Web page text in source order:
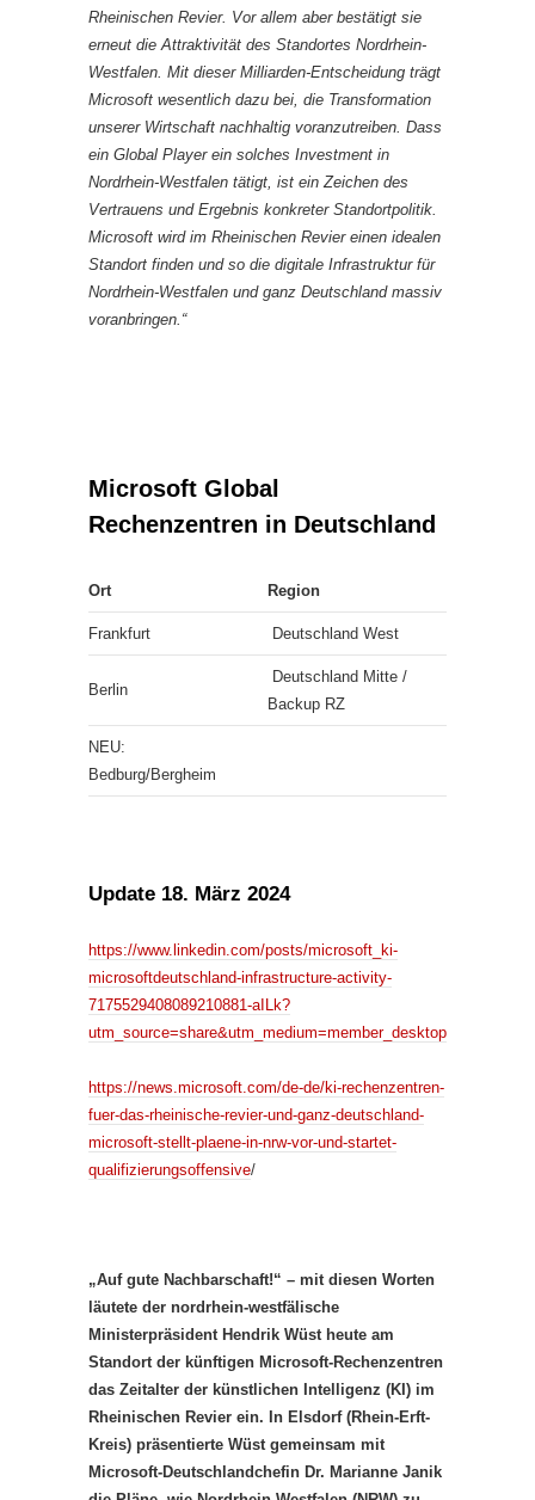
Rheinischen Revier. Vor allem aber bestätigt sie
erneut die Attraktivität des Standortes Nordrhein-
Westfalen. Mit dieser Milliarden-Entscheidung trägt
Microsoft wesentlich dazu bei, die Transformation
unserer Wirtschaft nachhaltig voranzutreiben. Dass
ein Global Player ein solches Investment in
Nordrhein-Westfalen tätigt, ist ein Zeichen des
Vertrauens und Ergebnis konkreter Standortpolitik.
Microsoft wird im Rheinischen Revier einen idealen
Standort finden und so die digitale Infrastruktur für
Nordrhein-Westfalen und ganz Deutschland massiv
voranbringen.“
Microsoft Global
Rechenzentren in Deutschland
Ort Region
Frankfurt Deutschland West
Berlin
Deutschland Mitte /
Backup RZ
NEU:
Bedburg/Bergheim
Update 18. März 2024
https://www.linkedin.com/posts/microsoft_ki-
microsoftdeutschland-infrastructure-activity-
7175529408089210881-aILk?
utm_source=share&utm_medium=member_desktop
https://news.microsoft.com/de-de/ki-rechenzentren-
fuer-das-rheinische-revier-und-ganz-deutschland-
microsoft-stellt-plaene-in-nrw-vor-und-startet-
qualifizierungsoffensive/
„Auf gute Nachbarschaft!“ – mit diesen Worten
läutete der nordrhein-westfälische
Ministerpräsident Hendrik Wüst heute am
Standort der künftigen Microsoft-Rechenzentren
das Zeitalter der künstlichen Intelligenz (KI) im
Rheinischen Revier ein. In Elsdorf (Rhein-Erft-
Kreis) präsentierte Wüst gemeinsam mit
Microsoft-Deutschlandchefin Dr. Marianne Janik